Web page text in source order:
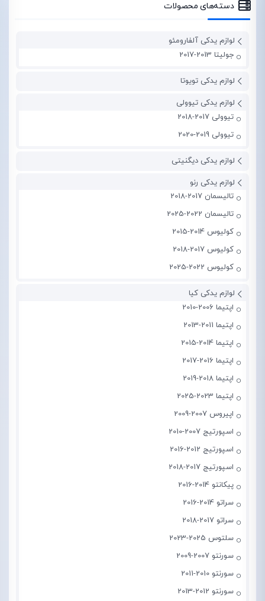
دسته‌های محصولات
لوازم یدکی آلفارومئو
جولیتا 2013-2017
لوازم یدکی تویوتا
لوازم یدکی تیوولی
تیوولی 2017-2018
تیوولی 2019-2020
لوازم یدکی دیگنیتی
لوازم یدکی رنو
تالیسمان 2017-2018
تالیسمان 2022-2025
کولیوس 2014-2015
کولیوس 2017-2018
کولیوس 2022-2025
لوازم یدکی کیا
اپتیما 2006-2010
اپتیما 2011-2013
اپتیما 2014-2015
اپتیما 2016-2017
اپتیما 2018-2019
اپتیما 2023-2025
اپیروس 2007-2009
اسپورتیج 2007-2010
اسپورتیج 2012-2016
اسپورتیج 2017-2018
پیکانتو 2014-2016
سراتو 2014-2016
سراتو 2017-2018
سلتوس 2025-2023
سورنتو 2007-2009
سورنتو 2010-2011
سورنتو 2012-2013